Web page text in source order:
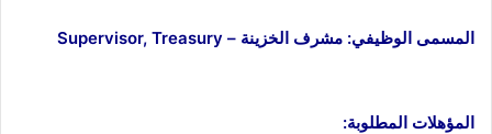
المسمى الوظيفي: مشرف الخزينة – Supervisor, Treasury
المؤهلات المطلوبة: